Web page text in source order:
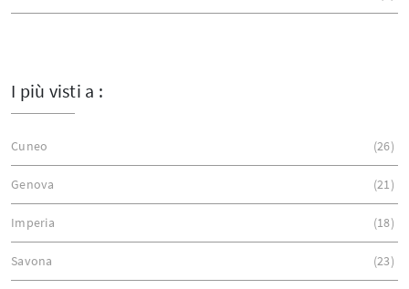
I più visti a :
Cuneo 26
Genova 21
Imperia 18
Savona 23